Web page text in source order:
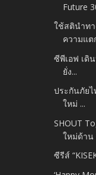
Future
ใช้สตินำทา
ความแต
ซีพีเอฟ เดิ
ยั่ง...
ประกันภัยไ
ใหม่ ...
SHOUT
ใหม่ด้าน
ซีรีส์